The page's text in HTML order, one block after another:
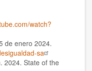
watch?
de enero 2024.
sa
2024. State of the